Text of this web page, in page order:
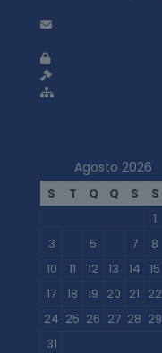
Agosto 2026
S T Q Q S S
1
3
5 7 8
10
11 12 13 14 15
17
18 19 20 21 22
24 25 26 27 28 29
31